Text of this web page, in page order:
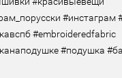
#инстаграм
#embroideredfabric
#подушка